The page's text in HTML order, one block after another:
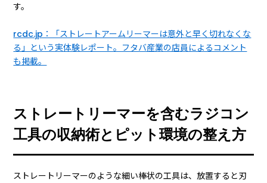
す。
rcdc.jp：「ストレートアームリーマーは意外と早く切れなくな
る」という実体験レポート。フタバ産業の店員によるコメント
も掲載。
ストレートリーマーを含むラジコン
工具の収納術とピット環境の整え方
ストレートリーマーのような細い棒状の工具は、放置すると刃